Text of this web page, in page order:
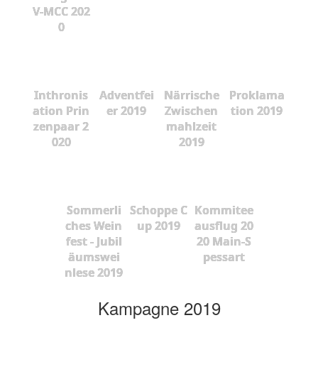
V-MCC 202
0
Inthronis
ation Prin
zenpaar 2
020
Adventfei
er 2019
Närrische
Zwischen
mahlzeit
2019
Proklama
tion 2019
Sommerli
ches Wein
fest - Jubil
äumswei
nlese 2019
Schoppe C
up 2019
Kommitee
ausflug 20
20 Main-S
pessart
Kampagne 2019